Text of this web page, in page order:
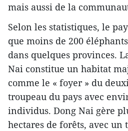
mais aussi de la
Selon les statistiques, le
que moins de 200
dans quelques provinces.
Nai constitue un habitat
comme le « foyer » du
troupeau du pays avec
individus. Dong Nai gère
hectares de forêts, avec un